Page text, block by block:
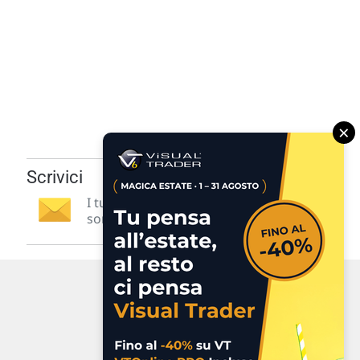
Scrivici
I tuoi suggerimenti per noi
sono preziosi e molto utili! »
×